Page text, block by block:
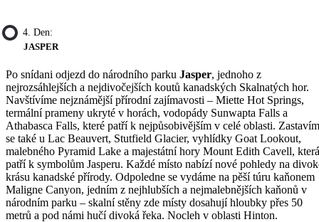
4. Den:
JASPER
Po snídani odjezd do národního parku Jasper, jednoho z
nejrozsáhlejších a nejdivočejších koutů kanadských Skalnatých hor.
Navštívíme nejznámější přírodní zajímavosti – Miette Hot Springs,
termální prameny ukryté v horách, vodopády Sunwapta Falls a
Athabasca Falls, které patří k nejpůsobivějším v celé oblasti.
se také u Lac Beauvert, Stutfield Glacier, vyhlídky Goat Lookout,
malebného Pyramid Lake a majestátní hory Mount Edith Cavell, která
patří k symbolům Jasperu. Každé místo nabízí nové pohledy na
krásu kanadské přírody. Odpoledne se vydáme na pěší túru kaňonem
Maligne Canyon, jedním z nejhlubších a nejmalebnějších kaňonů v
národním parku – skalní stěny zde místy dosahují hloubky přes 50
metrů a pod námi hučí divoká řeka. Nocleh v oblasti Hinton.